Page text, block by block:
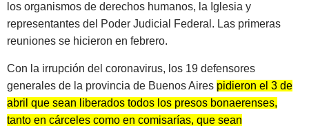
los organismos de derechos humanos, la Iglesia y
representantes del Poder Judicial Federal. Las primeras
reuniones se hicieron en febrero.
Con la irrupción del coronavirus, los 19 defensores
generales de la provincia de Buenos Aires pidieron el 3 de
abril que sean liberados todos los presos bonaerenses,
tanto en cárceles como en comisarías, que sean